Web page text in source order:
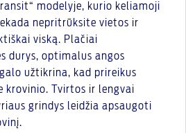
modelyje, kurio keliamoji
nepritrūksite vietos ir
viską. Plačiai
durys, optimalus angos
užtikrina, kad prireikus
krovinio. Tvirtos ir lengvai
grindys leidžia apsaugoti